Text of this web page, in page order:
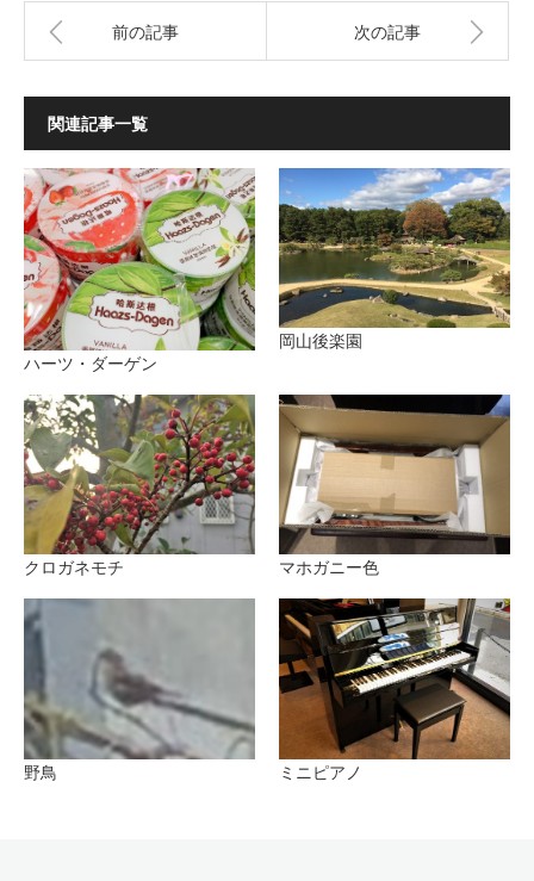
前の記事 次の記事
関連記事一覧
ハーツ・ダーゲン
岡山後楽園
クロガネモチ マホガニー色
野鳥 ミニピアノ